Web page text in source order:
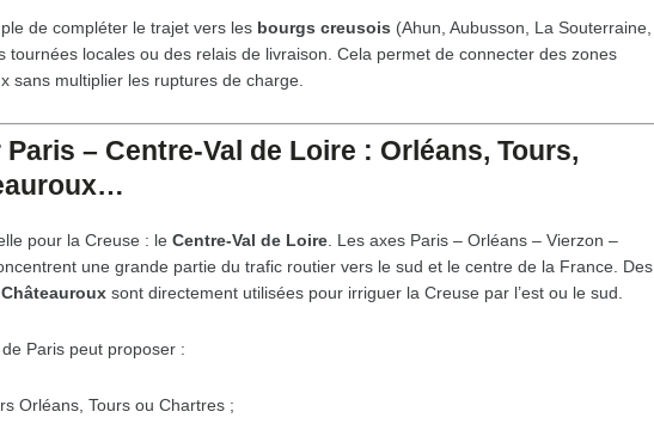
de compléter le trajet vers les bourgs creusois (Ahun, Aubusson, La Souterraine,
locales ou des relais de livraison. Cela permet de connecter des zones
sans multiplier les ruptures de charge.
– Centre-Val de Loire : Orléans, Tours,
pour la Creuse : le Centre-Val de Loire . Les axes Paris – Orléans – Vierzon –
une grande partie du trafic routier vers le sud et le centre de la France. Des
Châteauroux sont directement utilisées pour irriguer la Creuse par l’est ou le sud.
Paris peut proposer :
Orléans, Tours ou Chartres ;